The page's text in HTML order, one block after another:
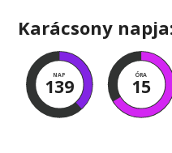
Karácsony
NAP
139
ÓRA
15